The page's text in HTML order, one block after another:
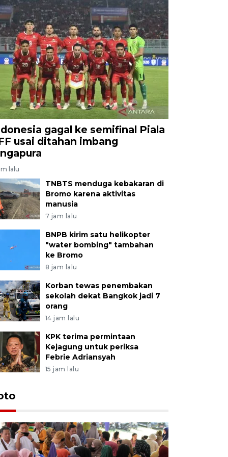
gagal ke semifinal Piala
usai ditahan imbang
lalu
TNBTS menduga kebakaran di
Bromo karena aktivitas
manusia
7 jam lalu
BNPB kirim satu helikopter
"water bombing" tambahan
ke Bromo
8 jam lalu
Korban tewas penembakan
sekolah dekat Bangkok jadi 7
orang
14 jam lalu
KPK terima permintaan
Kejagung untuk periksa
Febrie Adriansyah
15 jam lalu